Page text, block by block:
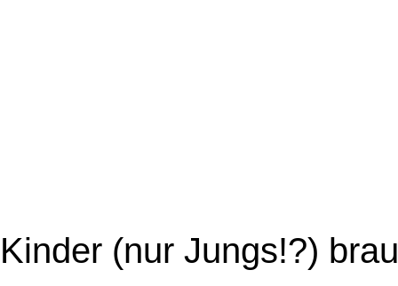
Kinder (nur Jungs!?)